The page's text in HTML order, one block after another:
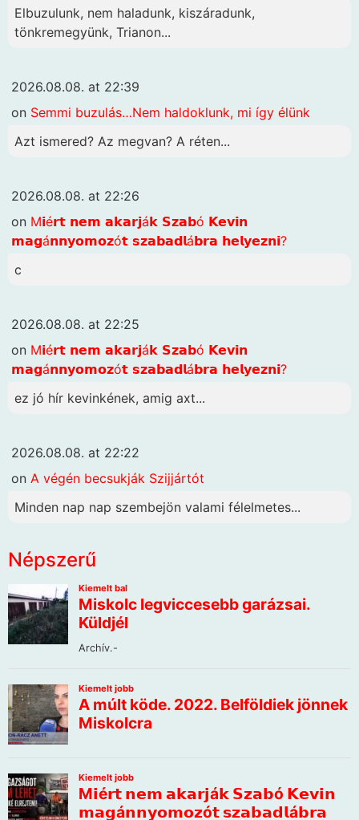
Elbuzulunk, nem haladunk, kiszáradunk,
tönkremegyünk, Trianon...
2026.08.08. at 22:39
on Semmi buzulás…Nem haldoklunk, mi így élünk
Azt ismered? Az megvan? A réten...
2026.08.08. at 22:26
on M𝗶é𝗿𝘁 𝗻𝗲𝗺 𝗮𝗸𝗮𝗿𝗷á𝗸 𝗦𝘇𝗮𝗯ó 𝗞𝗲𝘃𝗶𝗻
𝗺𝗮𝗴á𝗻𝗻𝘆𝗼𝗺𝗼𝘇ó𝘁 𝘀𝘇𝗮𝗯𝗮𝗱𝗹á𝗯𝗿𝗮 𝗵𝗲𝗹𝘆𝗲𝘇𝗻𝗶?
c
2026.08.08. at 22:25
on M𝗶é𝗿𝘁 𝗻𝗲𝗺 𝗮𝗸𝗮𝗿𝗷á𝗸 𝗦𝘇𝗮𝗯ó 𝗞𝗲𝘃𝗶𝗻
𝗺𝗮𝗴á𝗻𝗻𝘆𝗼𝗺𝗼𝘇ó𝘁 𝘀𝘇𝗮𝗯𝗮𝗱𝗹á𝗯𝗿𝗮 𝗵𝗲𝗹𝘆𝗲𝘇𝗻𝗶?
ez jó hír kevinkének, amig axt...
2026.08.08. at 22:22
on A végén becsukják Szijjártót
Minden nap nap szembejön valami félelmetes...
Népszerű